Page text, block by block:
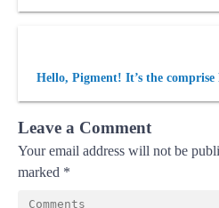
Hello, Pigment! It’s the
Leave a Comment
Your email address will not be
marked *